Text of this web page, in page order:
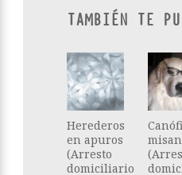
TAMBIÉN TE
Herederos
en apuros
(Arresto
domiciliario